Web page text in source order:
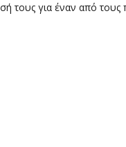
τους για έναν από τους